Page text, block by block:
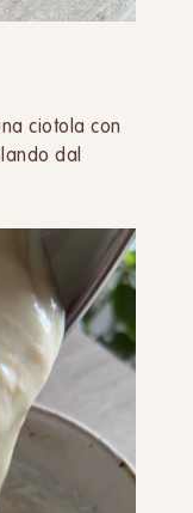
ciotola con
dal